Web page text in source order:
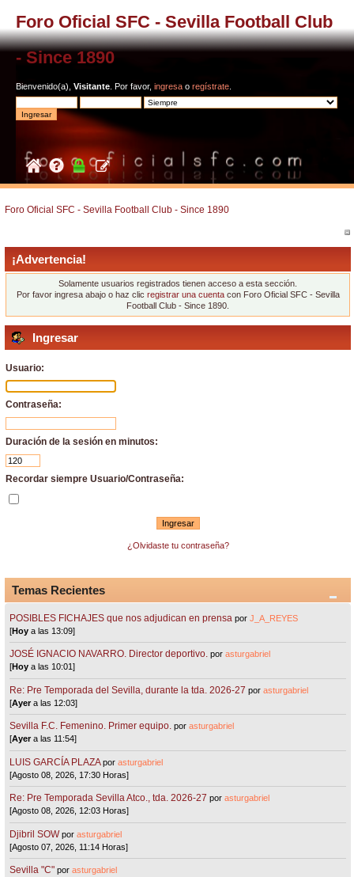
Foro Oficial SFC - Sevilla Football Club
- Since 1890
Bienvenido(a), Visitante . Por favor, ingresa o regístrate
Foro Oficial SFC - Sevilla Football Club - Since 1890
¡Advertencia!
Solamente usuarios registrados tienen acceso a esta sección.
Por favor ingresa abajo o haz clic registrar una cuentacon Foro Oficial SFC - Sevilla
Football Club - Since 1890.
Ingresar
Usuario:
Contraseña:
Duración de la sesión en minutos:
Recordar siempre Usuario/Contraseña:
¿Olvidaste tu contraseña?
Temas Recientes
POSIBLES FICHAJES que nos adjudican en prensa porJ_A_REYES
[Hoy a las 13:09]
JOSÉ IGNACIO NAVARRO. Director deportivo. porasturgabriel
[Hoy a las 10:01]
Re: Pre Temporada del Sevilla, durante la tda. 2026-27 porasturgabriel
[Ayera las 12:03]
Sevilla F.C. Femenino. Primer equipo. porasturgabriel
[Ayera las 11:54]
LUIS GARCÍA PLAZA porasturgabriel
[Agosto 08, 2026, 17:30 Horas]
Re: Pre Temporada Sevilla Atco., tda. 2026-27 porasturgabriel
[Agosto 08, 2026, 12:03 Horas]
Djibril SOW porasturgabriel
[Agosto 07, 2026, 11:14 Horas]
Sevilla "C"porasturgabriel